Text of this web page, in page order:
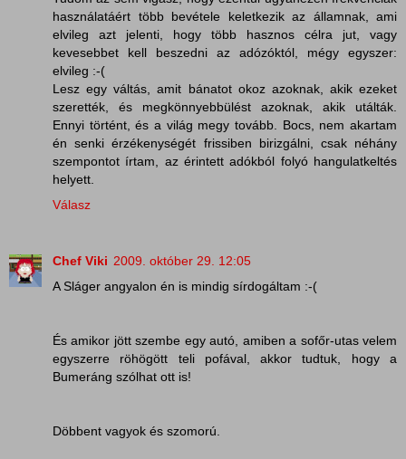
használatáért több bevétele keletkezik az államnak, ami
elvileg azt jelenti, hogy több hasznos célra jut, vagy
kevesebbet kell beszedni az adózóktól, mégy egyszer:
elvileg :-(
Lesz egy váltás, amit bánatot okoz azoknak, akik ezeket
szerették, és megkönnyebbülést azoknak, akik utálták.
Ennyi történt, és a világ megy tovább. Bocs, nem akartam
én senki érzékenységét frissiben birizgálni, csak néhány
szempontot írtam, az érintett adókból folyó hangulatkeltés
helyett.
Válasz
Chef Viki 2009. október 29. 12:05
A Sláger angyalon én is mindig sírdogáltam :-(
És amikor jött szembe egy autó, amiben a sofőr-utas velem
egyszerre röhögött teli pofával, akkor tudtuk, hogy a
Bumeráng szólhat ott is!
Döbbent vagyok és szomorú.